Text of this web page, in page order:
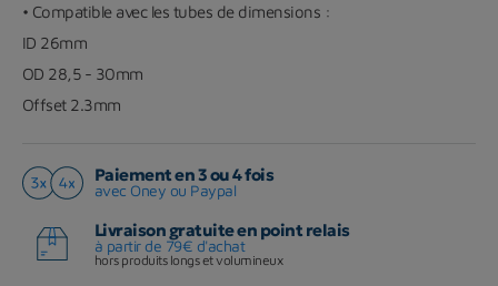
• Compatible avec les tubes de dimensions :
ID 26mm
OD 28,5 - 30mm
Offset 2.3mm
Paiement en 3 ou 4 fois
avec Oney ou Paypal
Livraison gratuite en point relais
à partir de 79€ d'achat
hors produits longs et volumineux